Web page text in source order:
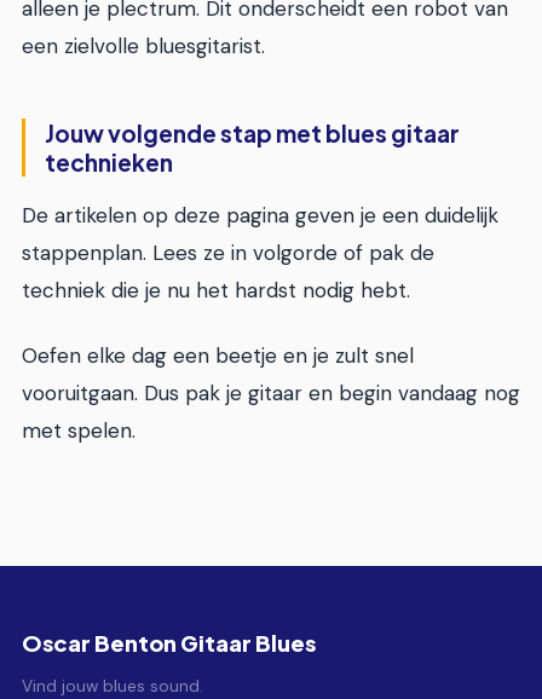
alleen je plectrum. Dit onderscheidt een robot van
een zielvolle bluesgitarist.
Jouw volgende stap met blues gitaar
technieken
De artikelen op deze pagina geven je een duidelijk
stappenplan. Lees ze in volgorde of pak de
techniek die je nu het hardst nodig hebt.
Oefen elke dag een beetje en je zult snel
vooruitgaan. Dus pak je gitaar en begin vandaag nog
met spelen.
Oscar Benton Gitaar Blues
Vind jouw blues sound.